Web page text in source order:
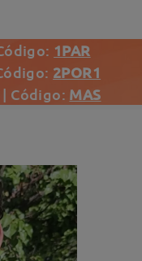
1PAR
2POR1
Código: MAS